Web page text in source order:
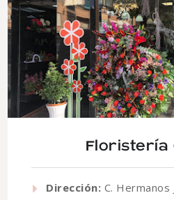
Floristería
Dirección: C.